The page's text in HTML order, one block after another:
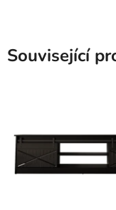
Související